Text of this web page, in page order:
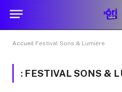
Accueil Festival Sons & Lumière
: FESTIVAL SONS &